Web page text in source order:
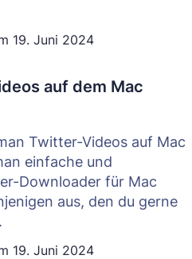
19. Juni 2024
auf dem Mac
Twitter-Videos auf Mac
einfache und
Downloader für Mac
aus, den du gerne
19. Juni 2024